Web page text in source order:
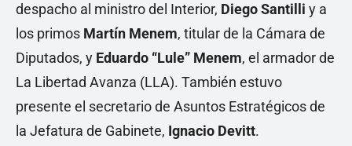
despacho al ministro del Interior, Diego Santilli y a
los primos Martín Menem, titular de la Cámara de
Diputados, y Eduardo “Lule” Menem, el armador de
La Libertad Avanza (LLA). También estuvo
presente el secretario de Asuntos Estratégicos de
la Jefatura de Gabinete, Ignacio Devitt.